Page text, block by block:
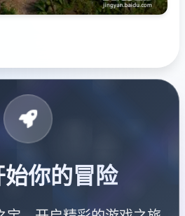
你的冒险